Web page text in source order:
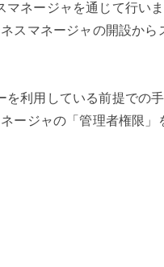
ネージャを通じて行い
スマネージャの開設か
利用している前提での手
ージャの「管理者権限